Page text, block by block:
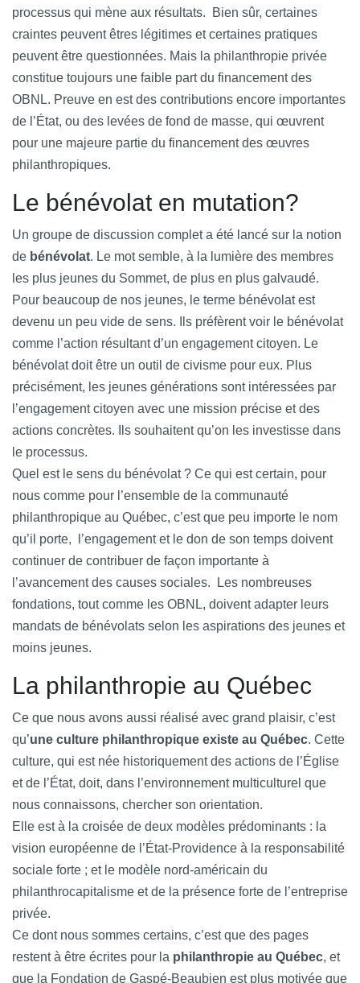
processus qui mène aux résultats. Bien sûr, certaines
craintes peuvent êtres légitimes et certaines pratiques
peuvent être questionnées. Mais la philanthropie privée
constitue toujours une faible part du financement des
OBNL. Preuve en est des contributions encore importantes
de l’État, ou des levées de fond de masse, qui œuvrent
pour une majeure partie du financement des œuvres
philanthropiques.
Le bénévolat en mutation?
Un groupe de discussion complet a été lancé sur la notion
de bénévolat. Le mot semble, à la lumière des membres
les plus jeunes du Sommet, de plus en plus galvaudé.
Pour beaucoup de nos jeunes, le terme bénévolat est
devenu un peu vide de sens. Ils préfèrent voir le bénévolat
comme l’action résultant d’un engagement citoyen. Le
bénévolat doit être un outil de civisme pour eux. Plus
précisément, les jeunes générations sont intéressées par
l’engagement citoyen avec une mission précise et des
actions concrètes. Ils souhaitent qu’on les investisse dans
le processus.
Quel est le sens du bénévolat ? Ce qui est certain, pour
nous comme pour l’ensemble de la communauté
philanthropique au Québec, c’est que peu importe le nom
qu’il porte, l’engagement et le don de son temps doivent
continuer de contribuer de façon importante à
l’avancement des causes sociales. Les nombreuses
fondations, tout comme les OBNL, doivent adapter leurs
mandats de bénévolats selon les aspirations des jeunes et
moins jeunes.
La philanthropie au Québec
Ce que nous avons aussi réalisé avec grand plaisir, c’est
qu’une culture philanthropique existe au Québec. Cette
culture, qui est née historiquement des actions de l’Église
et de l’État, doit, dans l’environnement multiculturel que
nous connaissons, chercher son orientation.
Elle est à la croisée de deux modèles prédominants : la
vision européenne de l’État-Providence à la responsabilité
sociale forte ; et le modèle nord-américain du
philanthrocapitalisme et de la présence forte de l’entreprise
privée.
Ce dont nous sommes certains, c’est que des pages
restent à être écrites pour la philanthropie au Québec, et
que la Fondation de Gaspé-Beaubien est plus motivée que